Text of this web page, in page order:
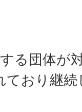
る団体が
ており継